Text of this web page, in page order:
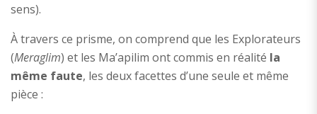
sens).
À travers ce prisme, on comprend que les Explorateurs
(Meraglim) et les Ma’apilim ont commis en réalité la
même faute, les deux facettes d’une seule et même
pièce :